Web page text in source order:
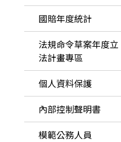
國賠年度統計
法規命令草案年度立
法計畫專區
個人資料保護
內部控制聲明書
模範公務人員